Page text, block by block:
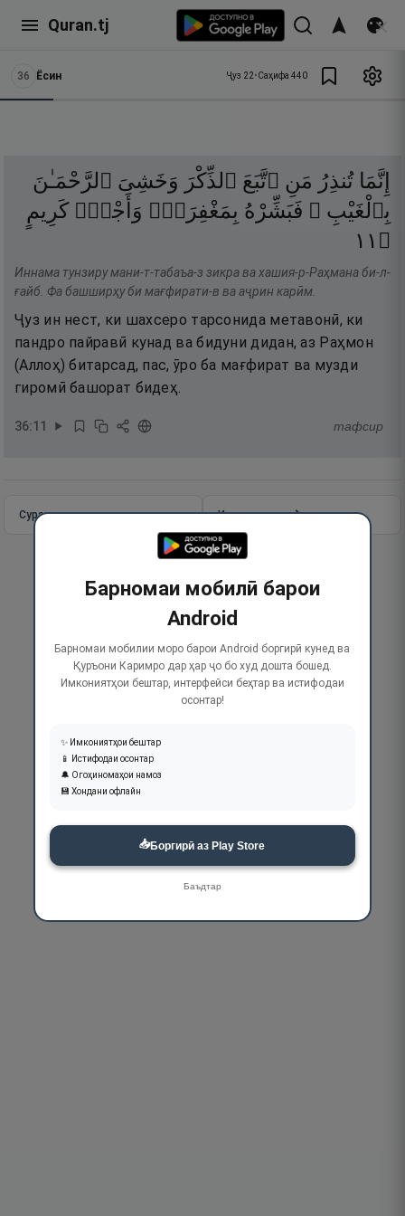
Quran.tj
36 Ёсин Ҷуз 22•Саҳифа 440
إِنَّمَا تُنذِرُ مَنِ ٱتَّبَعَ ٱلذِّكْرَ وَخَشِىَ ٱلرَّحْمَـٰنَ
بِٱلْغَيْبِ ۖ فَبَشِّرْهُ بِمَغْفِرَةٍۢ وَأَجْرٍۢ كَرِيمٍ
۝ ١١
Иннама тунзиру мани-т-табаъа-з зикра ва хашия-р-Раҳмана би-л-
ғайб. Фа башширҳу би мағфирати-в ва аҷрин карӣм.
Ҷуз ин нест, ки шахсеро тарсонида метавонӣ, ки
пандро пайравӣ кунад ва бидуни дидан, аз Раҳмон
(Аллоҳ) битарсад, пас, ӯро ба мағфират ва музди
гиромӣ башорат бидеҳ.
36:11 тафсир
Сураи пурра Идома додан
Барномаи мобилӣ барои
Android
Барномаи мобилии моро барои Android боргирӣ кунед ва
Қуръони Каримро дар ҳар ҷо бо худ дошта бошед.
Имкониятҳои бештар, интерфейси беҳтар ва истифодаи
осонтар!
✨ Имкониятҳои бештар
📱 Истифодаи осонтар
🔔 Огоҳиномаҳои намоз
💾 Хондани офлайн
📥Боргирӣ аз Play Store
Баъдтар